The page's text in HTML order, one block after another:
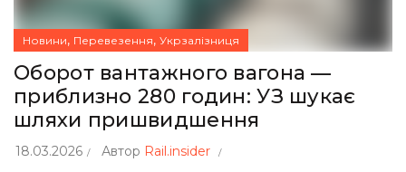
Новини, Перевезення, Укрзалізниця
Оборот вантажного вагона —
приблизно 280 годин: УЗ шукає
шляхи пришвидшення
18.03.2026 Автор Rail.insider